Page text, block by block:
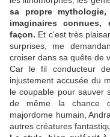
sa propre
imaginaires
façon. Et c'est très
surprises, me
croiser dans sa quête de
Car le fil conducteur
injustement accusée du
le coupable pour sauver
de même la chance
majordome humain,
autres créatures